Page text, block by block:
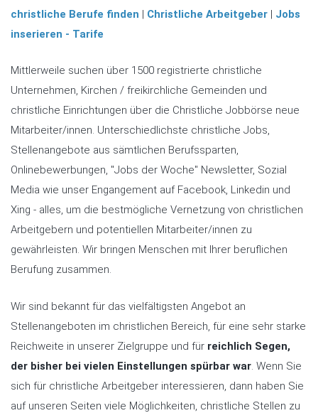
christliche Berufe finden Christliche Arbeitgeber
Jobs
inserieren - Tarife
Mittlerweile suchen über 1500 registrierte christliche
Unternehmen, Kirchen / freikirchliche Gemeinden und
christliche Einrichtungen über die Christliche Jobbörse neue
Mitarbeiter/innen. Unterschiedlichste christliche Jobs,
Stellenangebote aus sämtlichen Berufssparten,
Onlinebewerbungen, "Jobs der Woche" Newsletter, Sozial
Media wie unser Engangement auf Facebook, Linkedin und
Xing - alles, um die bestmögliche Vernetzung von christlichen
Arbeitgebern und potentiellen Mitarbeiter/innen zu
gewährleisten. Wir bringen Menschen mit Ihrer beruflichen
Berufung zusammen.
Wir sind bekannt für das vielfältigsten Angebot an
Stellenangeboten im christlichen Bereich, für eine sehr starke
Reichweite in unserer Zielgruppe und für reichlich Segen,
der bisher bei vielen Einstellungen spürbar war . Wenn Sie
sich für christliche Arbeitgeber interessieren, dann haben Sie
auf unseren Seiten viele Möglichkeiten, christliche Stellen zu